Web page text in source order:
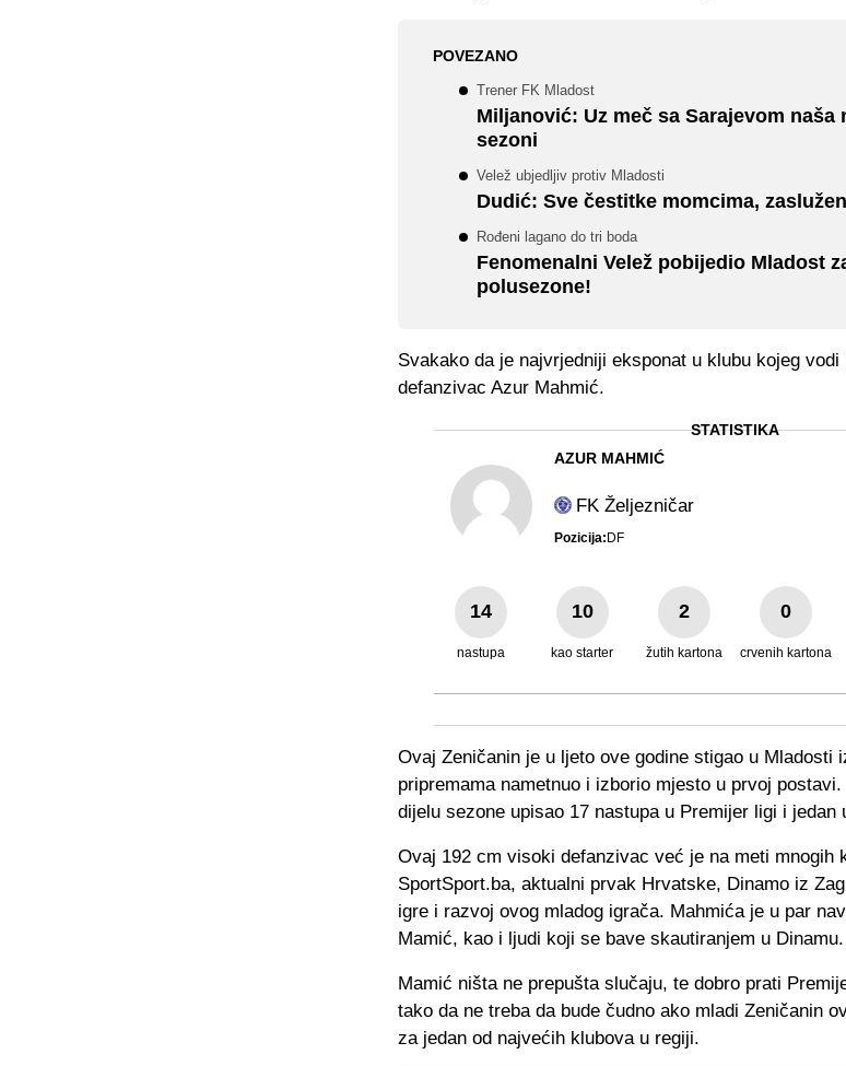
POVEZANO
Trener FK Mladost
Miljanović: Uz meč sa Sarajevom naša
sezoni
Velež ubjedljiv protiv Mladosti
Dudić: Sve čestitke momcima,
Rođeni lagano do tri boda
Fenomenalni Velež pobijedio Mladost
polusezone!
Svakako da je najvrjedniji eksponat u klubu kojeg
defanzivac Azur Mahmić.
AZUR MAHMIĆ
FK Željezničar
Pozicija:DF
STATISTIKA
14
nastupa
10
kao starter
2
žutih kartona
0
crvenih kartona
Ovaj Zeničanin je u ljeto ove godine stigao u Mladosti
pripremama nametnuo i izborio mjesto u prvoj
dijelu sezone upisao 17 nastupa u Premijer ligi i jedan
Ovaj 192 cm visoki defanzivac već je na meti mnogih
SportSport.ba, aktualni prvak Hrvatske, Dinamo iz
igre i razvoj ovog mladog igrača. Mahmića je u par
Mamić, kao i ljudi koji se bave skautiranjem u Dinamu.
Mamić ništa ne prepušta slučaju, te dobro prati
tako da ne treba da bude čudno ako mladi Zeničanin
za jedan od najvećih klubova u regiji.